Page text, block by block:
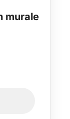
murale